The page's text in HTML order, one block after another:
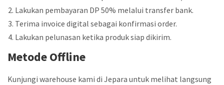
Lakukan pembayaran DP 50% melalui transfer bank.
Terima invoice digital sebagai konfirmasi order.
Lakukan pelunasan ketika produk siap dikirim.
Metode Offline
Kunjungi warehouse kami di Jepara untuk melihat langsung